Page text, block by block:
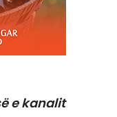
e kanalit